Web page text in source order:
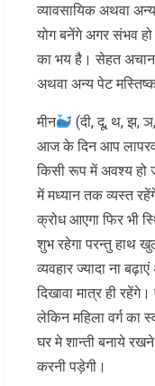
व्यावसायिक अथवा अन्य
योग बनेंगे अगर संभव हो
का भय है। सेहत
अथवा अन्य पेट
मीन
(दी, दू, थ, झ, ञ,
आज के दिन आप
किसी रूप में अवश्य हो
में मध्यान तक व्यस्त
क्रोध आएगा फिर भी
शुभ रहेगा परन्तु हाथ
व्यवहार ज्यादा ना
दिखावा मात्र ही
लेकिन महिला वर्ग का
घर मे शान्ती बनाये
करनी पड़ेगी।